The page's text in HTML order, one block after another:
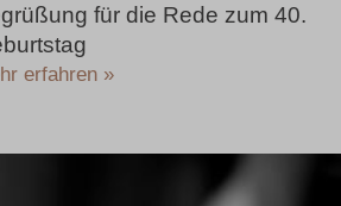
für die Rede zum 40.
erfahren »